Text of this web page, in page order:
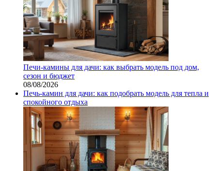
Печи-камины для дачи: как выбрать модель под дом,
сезон и бюджет
08/08/2026
Печь-камин для дачи: как подобрать модель для тепла и
спокойного отдыха